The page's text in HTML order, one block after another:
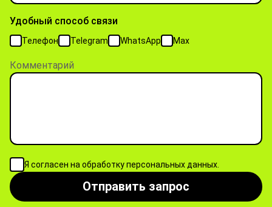
Удобный способ связи
Телефон Telegram WhatsApp Max
Комментарий
Я согласен на обработку персональных данных.
Отправить запрос